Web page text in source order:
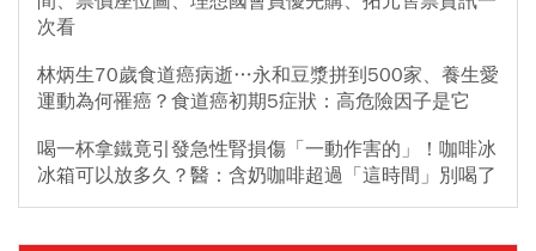
次看
林炳生70歲食道癌病逝…永和豆漿拼到500家、養生愛
運動為何罹癌？食道癌初期5症狀：高危險因子是它
喝一杯拿鐵竟引發急性腎損傷「一動作害的」！咖啡冰
冰箱可以放多久？醫：含奶咖啡超過「這時間」別喝了